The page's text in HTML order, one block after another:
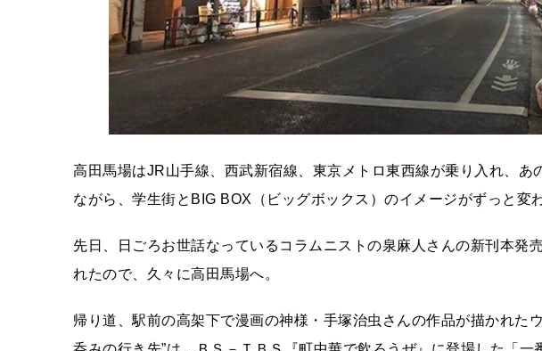
高田馬場はJR山手線、西武新宿線、東京メトロ東西線が乗り入れ、あ
ながら、学生街とBIG BOX（ビッグボックス）のイメージがずっと変
先日、日ごろお世話なっているコラムニストの泉麻人さんの新刊本発
れたので、久々に高田馬場へ。
帰り道、駅前の高架下で漫画の神様・手塚治虫さんの作品が描かれた